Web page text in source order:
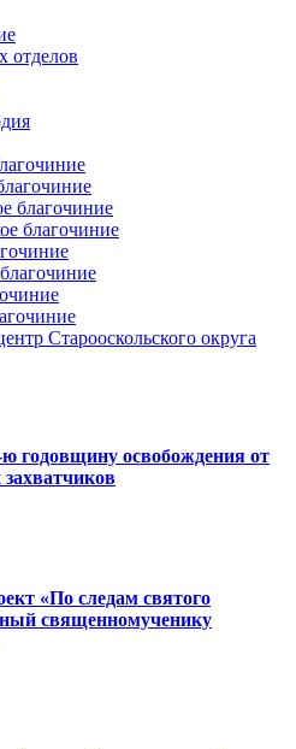
отделов
благочиние
благочиние
Старооскольского округа
годовщину освобождения от
«По следам святого
священномученику